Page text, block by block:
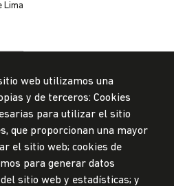
Lima
web utilizamos una
y de terceros: Cookies
para utilizar el sitio
que proporcionan una mayor
el sitio web; cookies de
para generar datos
sitio web y estadísticas; y